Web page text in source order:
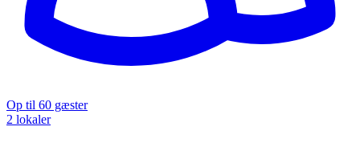
Op til 60 gæster
2 lokaler